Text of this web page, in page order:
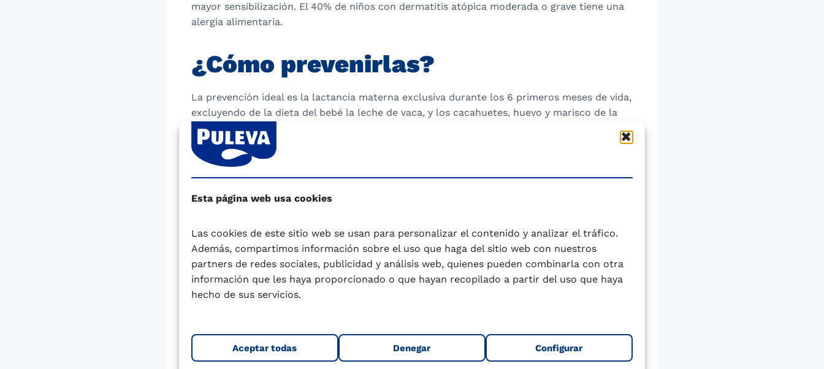
Esta página web usa cookies
Las cookies de este sitio web se usan para personalizar el contenido y analizar el tráfico.
Además, compartimos información sobre el uso que haga del sitio web con nuestros
partners de redes sociales, publicidad y análisis web, quienes pueden combinarla con otra
información que les haya proporcionado o que hayan recopilado a partir del uso que haya
hecho de sus servicios.
Aceptar todas Denegar Configurar
mayor sensibilización. El 40% de niños con dermatitis atópica moderada o grave tiene una
alergia alimentaria.
¿Cómo prevenirlas?
La prevención ideal es la lactancia materna exclusiva durante los 6 primeros meses de vida,
excluyendo de la dieta del bebé la leche de vaca, y los cacahuetes, huevo y marisco de la
dieta materna. Posteriormente, en esta población identificada de riesgo, es aconsejable
completar la dieta con un hidrolizado de proteínas lácteas y diferir la introducción de
alimentos sólidos.
La prevención en niños para evitar el desarrollo de una alergia alimentaria incluye la
factores. Así, deberemos seguir varios pasos:
Eliminar o reducir alimentos potencialmente alergénicos ingeridos por la embarazada
en el último trimestre de la gestación y primeros meses de lactancia, especialmente
algunas proteínas alergénicas (beta-lactoglobulina) y aportar importantes factores
inmunes defensivos.